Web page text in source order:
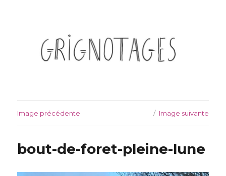
Image précédente Image suivante
bout-de-foret-pleine-lune